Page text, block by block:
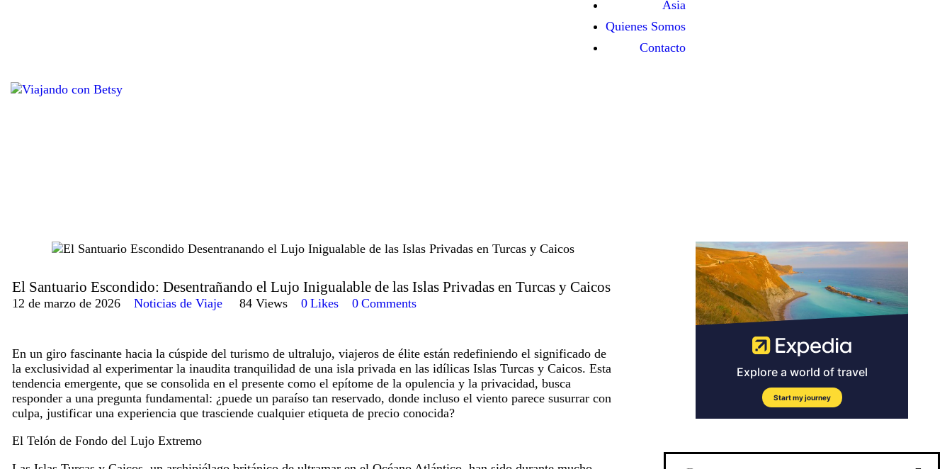
Asia
Quienes Somos
Contacto
El Santuario Escondido: Desentrañando el Lujo Inigualable de las Islas Privadas en Turcas y Caicos
12 de marzo de 2026 Noticias de Viaje 84 Views 0 Likes 0 Comments
En un giro fascinante hacia la cúspide del turismo de ultralujo, viajeros de élite están redefiniendo el significado de
la exclusividad al experimentar la inaudita tranquilidad de una isla privada en las idílicas Islas Turcas y Caicos. Esta
tendencia emergente, que se consolida en el presente como el epítome de la opulencia y la privacidad, busca
responder a una pregunta fundamental: ¿puede un paraíso tan reservado, donde incluso el viento parece susurrar con
culpa, justificar una experiencia que trasciende cualquier etiqueta de precio conocida?
El Telón de Fondo del Lujo Extremo